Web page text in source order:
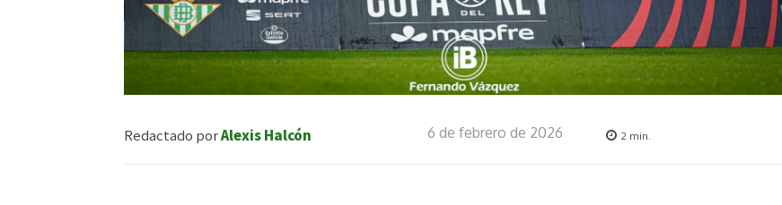
Redactado porAlexis Halcón 6 de febrero de 2026 2 min.